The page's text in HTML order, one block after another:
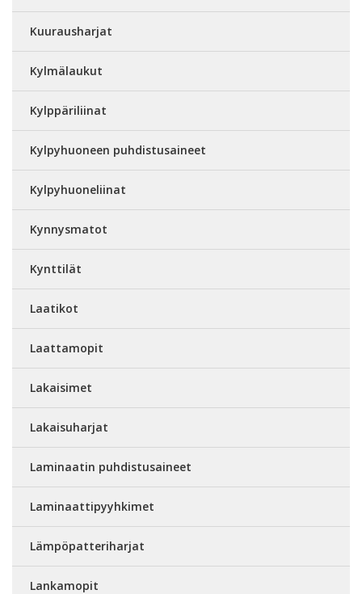
Kuurausharjat
Kylmälaukut
Kylppäriliinat
Kylpyhuoneen puhdistusaineet
Kylpyhuoneliinat
Kynnysmatot
Kynttilät
Laatikot
Laattamopit
Lakaisimet
Lakaisuharjat
Laminaatin puhdistusaineet
Laminaattipyyhkimet
Lämpöpatteriharjat
Lankamopit